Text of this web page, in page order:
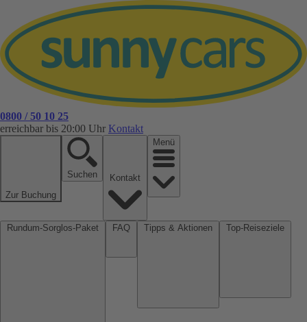
0800 / 50 10 25
erreichbar bis 20:00 Uhr Kontakt
Zur Buchung
Suchen
Menü